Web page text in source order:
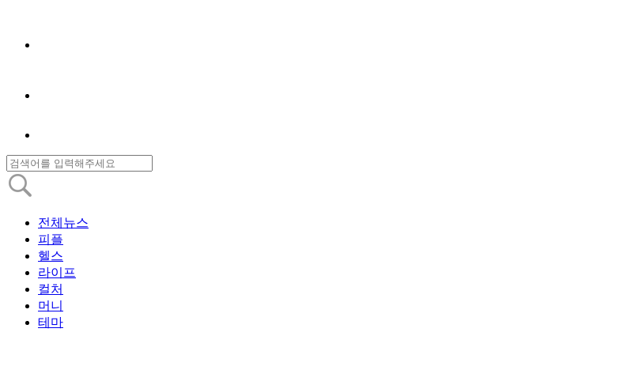
전체뉴스
피플
헬스
라이프
컬처
머니
테마